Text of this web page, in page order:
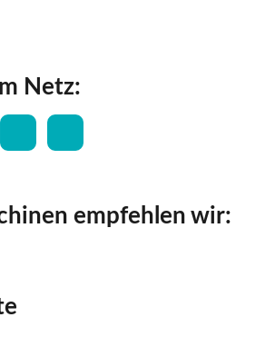
Netz:
empfehlen wir: